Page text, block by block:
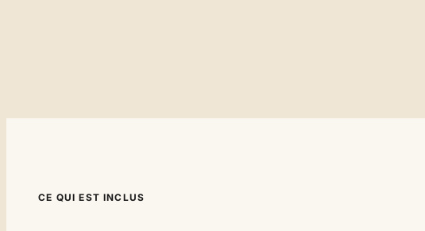
CE QUI EST INCLUS